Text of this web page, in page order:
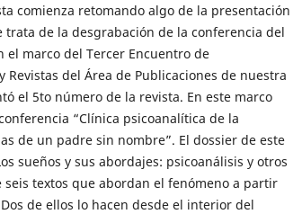
comienza retomando algo de la presentación
trata de la desgrabación de la conferencia del
el marco del Tercer Encuentro de
Revistas del Área de Publicaciones de nuestra
el 5to número de la revista. En este marco
“Clínica psicoanalítica de la
de un padre sin nombre”. El dossier de este
sueños y sus abordajes: psicoanálisis y otros
seis textos que abordan el fenómeno a partir
de ellos lo hacen desde el interior del